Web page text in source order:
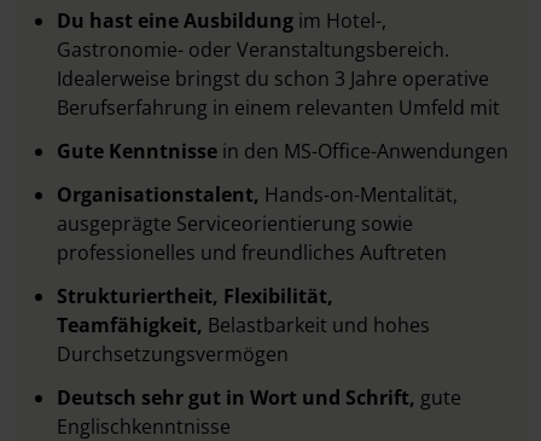
Du hast eine Ausbildung im Hotel-,
Gastronomie- oder Veranstaltungsbereich.
Idealerweise bringst du schon 3 Jahre operative
Berufserfahrung in einem relevanten Umfeld mit
Gute Kenntnisse in den MS-Office-Anwendungen
Organisationstalent, Hands-on-Mentalität,
ausgeprägte Serviceorientierung sowie
professionelles und freundliches Auftreten
Strukturiertheit, Flexibilität,
Teamfähigkeit, Belastbarkeit und hohes
Durchsetzungsvermögen
Deutsch sehr gut in Wort und Schrift, gute
Englischkenntnisse